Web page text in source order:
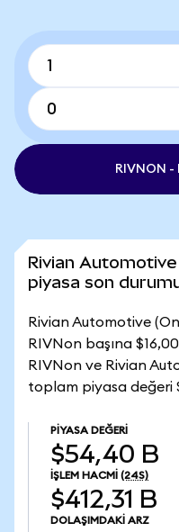
RIVNON -
Rivian
piyasa son
Rivian Automotive
RIVNon başına
RIVNon ve Rivian
toplam piyasa değeri
PIYASA DEĞERI
$54,40 B
İŞLEM HACMI (24S)
$412,31 B
DOLAŞIMDAKI ARZ